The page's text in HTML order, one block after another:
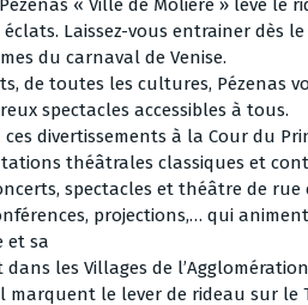
Pézenas « Ville de Molière » lève
Laissez-vous entrainer dès
du carnaval de Venise.
de toutes les cultures, Pézenas
spectacles accessibles à tous.
divertissements à la Cour du
théâtrales classiques et
spectacles et théâtre de
projections,… qui
et sa
les Villages de
marquent le lever de rideau sur le